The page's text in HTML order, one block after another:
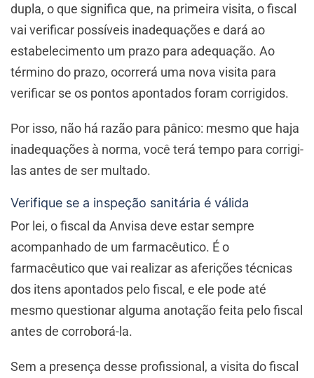
dupla, o que significa que, na primeira visita, o fiscal
vai verificar possíveis inadequações e dará ao
estabelecimento um prazo para adequação. Ao
término do prazo, ocorrerá uma nova visita para
verificar se os pontos apontados foram corrigidos.
Por isso, não há razão para pânico: mesmo que haja
inadequações à norma, você terá tempo para corrigi-
las antes de ser multado.
Verifique se a inspeção sanitária é válida
Por lei, o fiscal da Anvisa deve estar sempre
acompanhado de um farmacêutico. É o
farmacêutico que vai realizar as aferições técnicas
dos itens apontados pelo fiscal, e ele pode até
mesmo questionar alguma anotação feita pelo fiscal
antes de corroborá-la.
Sem a presença desse profissional, a visita do fiscal